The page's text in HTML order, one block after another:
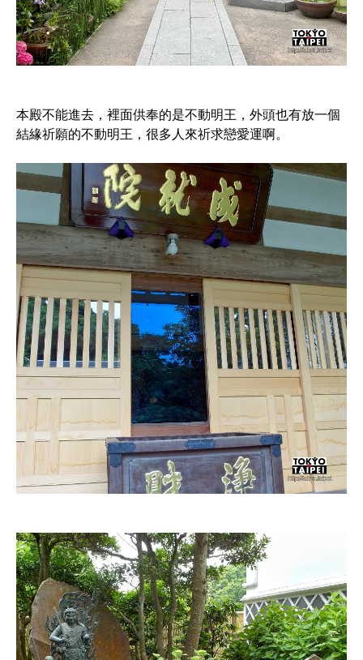
本殿不能進去，裡面供奉的是不動明王，外頭也有放一個
結緣祈願的不動明王，很多人來祈求戀愛運啊。